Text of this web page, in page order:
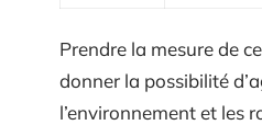
Prendre la mesure de
donner la possibilité
l’environnement et les